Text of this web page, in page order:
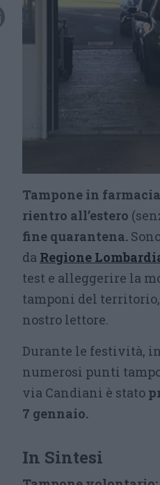
Tampone in
rientro all’estero
fine quarantena.
da Regione
test e alleggerire la
tamponi del
nostro lettore.
Durante le festività,
numerosi punti
via Candiani è stato
7 gennaio.
In Sintesi